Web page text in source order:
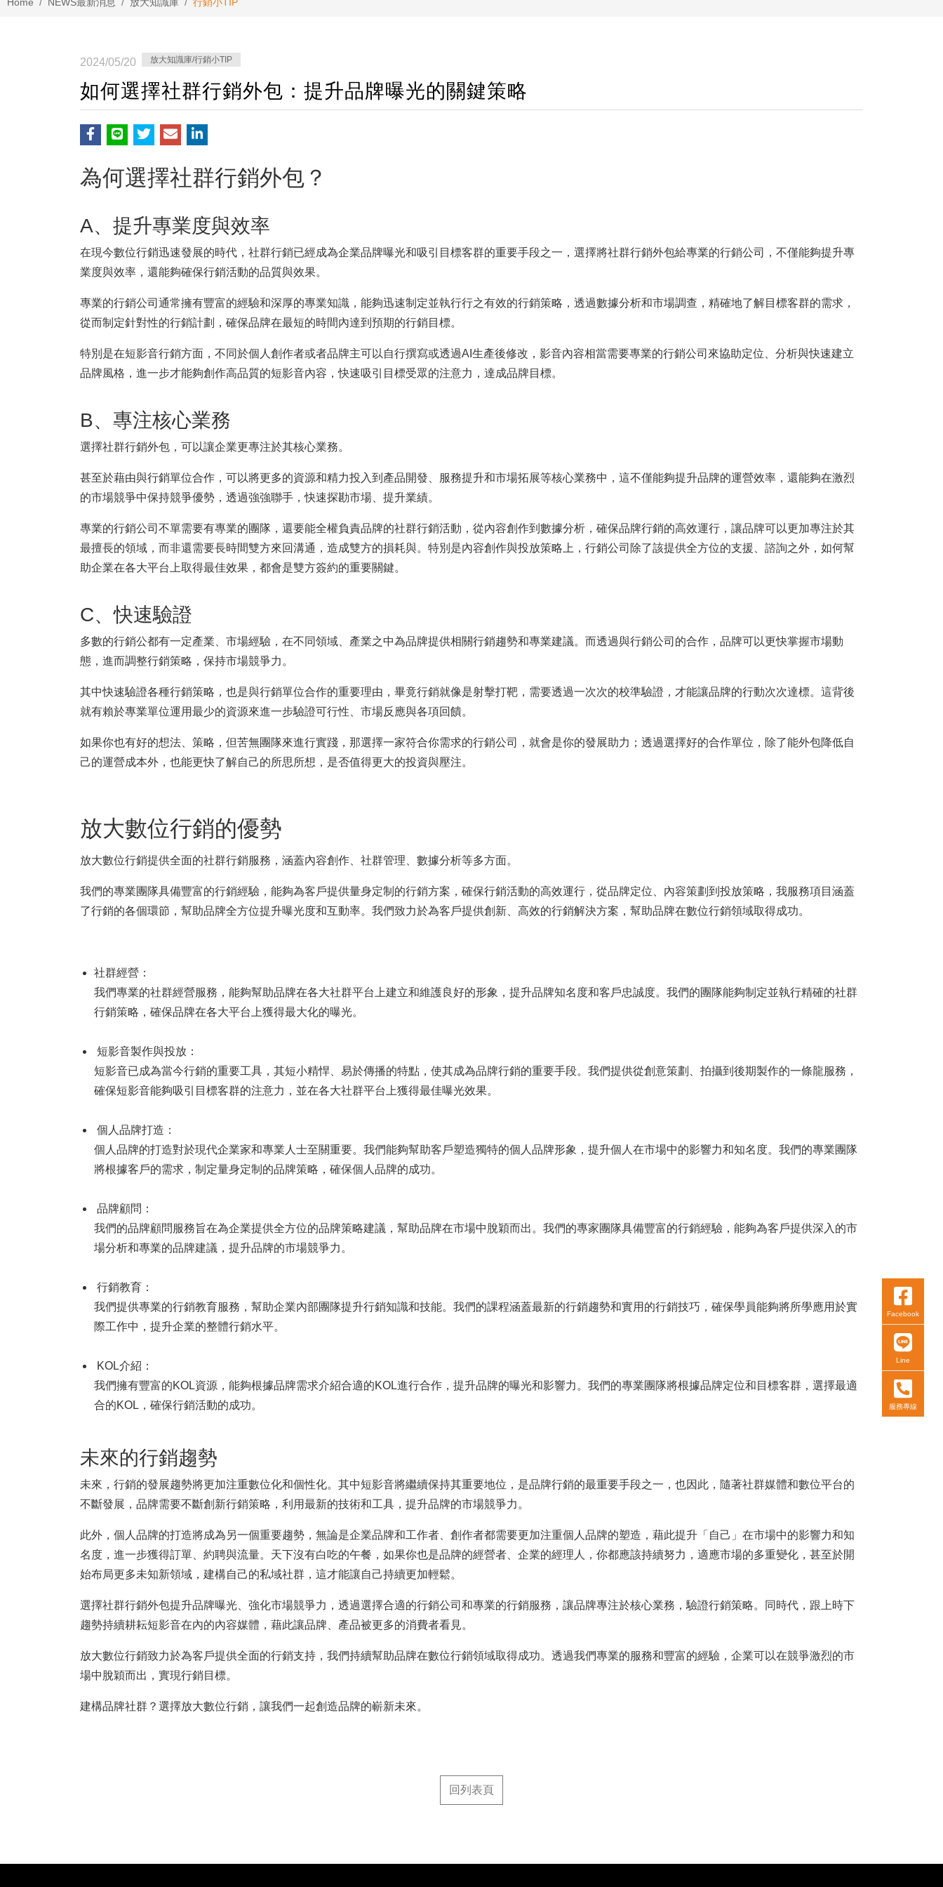
2024/05/20 放大知識庫/行銷小TIP
如何選擇社群行銷外包：提升品牌曝光的關鍵策略
為何選擇社群行銷外包？
A、提升專業度與效率
在現今數位行銷迅速發展的時代，社群行銷已經成為企業品牌曝光和吸引目標客群的重要手段之一，選擇將社群行銷外包給專業的行銷公司，不僅能夠提升專
業度與效率，還能夠確保行銷活動的品質與效果。
專業的行銷公司通常擁有豐富的經驗和深厚的專業知識，能夠迅速制定並執行行之有效的行銷策略，透過數據分析和市場調查，精確地了解目標客群的需求，
從而制定針對性的行銷計劃，確保品牌在最短的時間內達到預期的行銷目標。
特別是在短影音行銷方面，不同於個人創作者或者品牌主可以自行撰寫或透過AI生產後修改，影音內容相當需要專業的行銷公司來協助定位、分析與快速建立
品牌風格，進一步才能夠創作高品質的短影音內容，快速吸引目標受眾的注意力，達成品牌目標。
B、專注核心業務
選擇社群行銷外包，可以讓企業更專注於其核心業務。
甚至於藉由與行銷單位合作，可以將更多的資源和精力投入到產品開發、服務提升和市場拓展等核心業務中，這不僅能夠提升品牌的運營效率，還能夠在激烈
的市場競爭中保持競爭優勢，透過強強聯手，快速探勘市場、提升業績。
專業的行銷公司不單需要有專業的團隊，還要能全權負責品牌的社群行銷活動，從內容創作到數據分析，確保品牌行銷的高效運行，讓品牌可以更加專注於其
最擅長的領域，而非還需要長時間雙方來回溝通，造成雙方的損耗與。特別是內容創作與投放策略上，行銷公司除了該提供全方位的支援、諮詢之外，如何幫
助企業在各大平台上取得最佳效果，都會是雙方簽約的重要關鍵。
C、快速驗證
多數的行銷公都有一定產業、市場經驗，在不同領域、產業之中為品牌提供相關行銷趨勢和專業建議。而透過與行銷公司的合作，品牌可以更快掌握市場動
態，進而調整行銷策略，保持市場競爭力。
其中快速驗證各種行銷策略，也是與行銷單位合作的重要理由，畢竟行銷就像是射擊打靶，需要透過一次次的校準驗證，才能讓品牌的行動次次達標。這背後
就有賴於專業單位運用最少的資源來進一步驗證可行性、市場反應與各項回饋。
如果你也有好的想法、策略，但苦無團隊來進行實踐，那選擇一家符合你需求的行銷公司，就會是你的發展助力；透過選擇好的合作單位，除了能外包降低自
己的運營成本外，也能更快了解自己的所思所想，是否值得更大的投資與壓注。
放大數位行銷的優勢
放大數位行銷提供全面的社群行銷服務，涵蓋內容創作、社群管理、數據分析等多方面。
我們的專業團隊具備豐富的行銷經驗，能夠為客戶提供量身定制的行銷方案，確保行銷活動的高效運行，從品牌定位、內容策劃到投放策略，我服務項目涵蓋
了行銷的各個環節，幫助品牌全方位提升曝光度和互動率。我們致力於為客戶提供創新、高效的行銷解決方案，幫助品牌在數位行銷領域取得成功。
社群經營：
我們專業的社群經營服務，能夠幫助品牌在各大社群平台上建立和維護良好的形象，提升品牌知名度和客戶忠誠度。我們的團隊能夠制定並執行精確的社群
行銷策略，確保品牌在各大平台上獲得最大化的曝光。
短影音製作與投放：
短影音已成為當今行銷的重要工具，其短小精悍、易於傳播的特點，使其成為品牌行銷的重要手段。我們提供從創意策劃、拍攝到後期製作的一條龍服務，
確保短影音能夠吸引目標客群的注意力，並在各大社群平台上獲得最佳曝光效果。
個人品牌打造：
個人品牌的打造對於現代企業家和專業人士至關重要。我們能夠幫助客戶塑造獨特的個人品牌形象，提升個人在市場中的影響力和知名度。我們的專業團隊
將根據客戶的需求，制定量身定制的品牌策略，確保個人品牌的成功。
品牌顧問：
我們的品牌顧問服務旨在為企業提供全方位的品牌策略建議，幫助品牌在市場中脫穎而出。我們的專家團隊具備豐富的行銷經驗，能夠為客戶提供深入的市
場分析和專業的品牌建議，提升品牌的市場競爭力。
行銷教育：
我們提供專業的行銷教育服務，幫助企業內部團隊提升行銷知識和技能。我們的課程涵蓋最新的行銷趨勢和實用的行銷技巧，確保學員能夠將所學應用於實
際工作中，提升企業的整體行銷水平。
KOL介紹：
我們擁有豐富的KOL資源，能夠根據品牌需求介紹合適的KOL進行合作，提升品牌的曝光和影響力。我們的專業團隊將根據品牌定位和目標客群，選擇最適
合的KOL，確保行銷活動的成功。
未來的行銷趨勢
未來，行銷的發展趨勢將更加注重數位化和個性化。其中短影音將繼續保持其重要地位，是品牌行銷的最重要手段之一，也因此，隨著社群媒體和數位平台的
不斷發展，品牌需要不斷創新行銷策略，利用最新的技術和工具，提升品牌的市場競爭力。
此外，個人品牌的打造將成為另一個重要趨勢，無論是企業品牌和工作者、創作者都需要更加注重個人品牌的塑造，藉此提升「自己」在市場中的影響力和知
名度，進一步獲得訂單、約聘與流量。天下沒有白吃的午餐，如果你也是品牌的經營者、企業的經理人，你都應該持續努力，適應市場的多重變化，甚至於開
始布局更多未知新領域，建構自己的私域社群，這才能讓自己持續更加輕鬆。
選擇社群行銷外包提升品牌曝光、強化市場競爭力，透過選擇合適的行銷公司和專業的行銷服務，讓品牌專注於核心業務，驗證行銷策略。同時代，跟上時下
趨勢持續耕耘短影音在內的內容媒體，藉此讓品牌、產品被更多的消費者看見。
放大數位行銷致力於為客戶提供全面的行銷支持，我們持續幫助品牌在數位行銷領域取得成功。透過我們專業的服務和豐富的經驗，企業可以在競爭激烈的市
場中脫穎而出，實現行銷目標。
建構品牌社群？選擇放大數位行銷，讓我們一起創造品牌的嶄新未來。
回列表頁
Facebook
Line
服務專線